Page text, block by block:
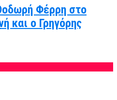
Φέρρη στο
και ο Γρηγόρης